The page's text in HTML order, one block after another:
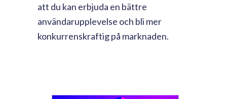
att du kan erbjuda en bättre
användarupplevelse och bli mer
konkurrenskraftig på marknaden.